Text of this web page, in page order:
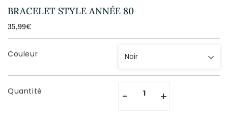
BRACELET STYLE ANNÉE 80
35,99€
Unit
price
Couleur
Quantité - +